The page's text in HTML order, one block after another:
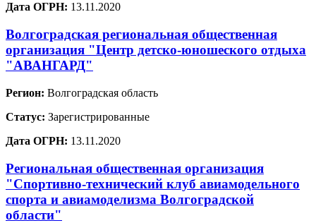
Дата ОГРН: 13.11.2020
Волгоградская региональная общественная
организация "Центр детско-юношеского отдыха
"АВАНГАРД"
Регион: Волгоградская область
Статус: Зарегистрированные
Дата ОГРН: 13.11.2020
Региональная общественная организация
"Спортивно-технический клуб авиамодельного
спорта и авиамоделизма Волгоградской
области"